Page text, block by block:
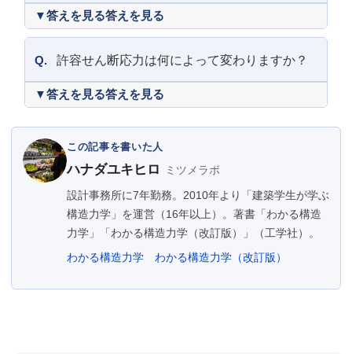
答えを見る
Q. 許容せん断応力は何によって変わりますか？
答えを見る
この記事を書いた人
ハナダユキヒロ
ミツメラボ
設計事務所に7年勤務。2010年より「建築学生が学ぶ
構造力学」を運営（16年以上）。著書「わかる構造
力学」「わかる構造力学（改訂版）」（工学社）。
わかる構造力学
わかる構造力学（改訂版）